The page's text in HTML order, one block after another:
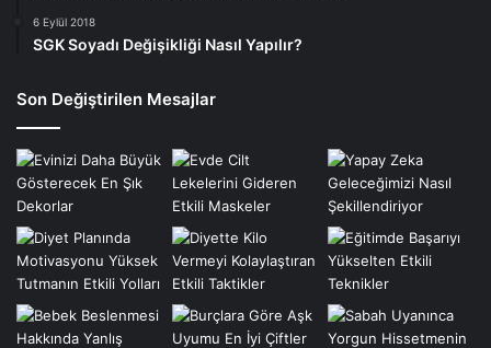
6 Eylül 2018
SGK Soyadı Değişikliği Nasıl Yapılır?
Son Değiştirilen Mesajlar